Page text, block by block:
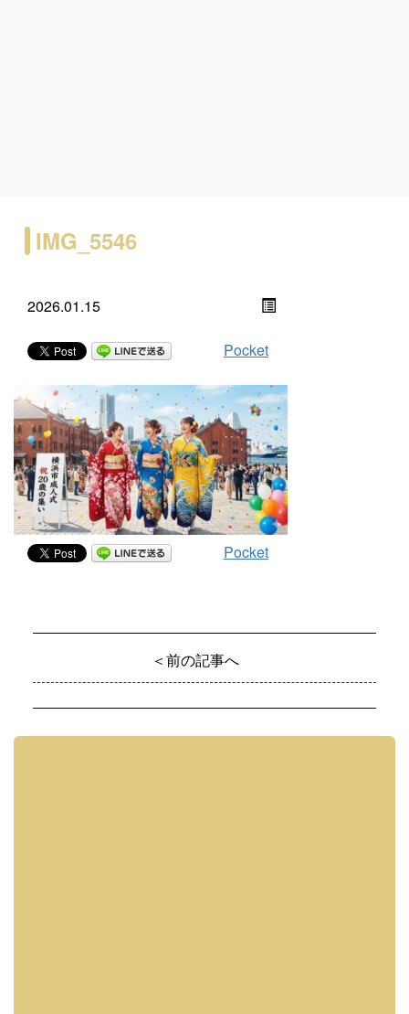
IMG_5546
2026.01.15
Pocket
Pocket
＜前の記事へ